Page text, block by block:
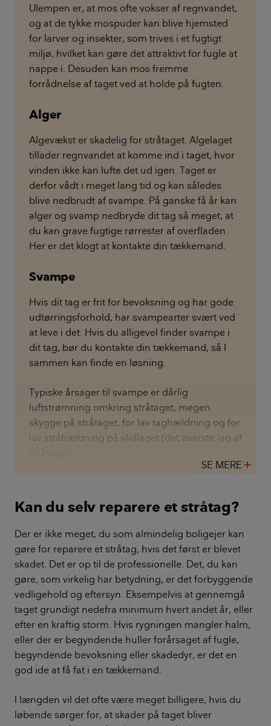
Ulempen er, at mos ofte vokser af regnvandet,
og at de tykke mospuder kan blive hjemsted
for larver og insekter, som trives i et fugtigt
miljø, hvilket kan gøre det attraktivt for fugle at
nappe i. Desuden kan mos fremme
forrådnelse af taget ved at holde på fugten.
Alger
Algevækst er skadelig for stråtaget. Algelaget
tillader regnvandet at komme ind i taget, hvor
vinden ikke kan lufte det ud igen. Taget er
derfor vådt i meget lang tid og kan således
blive nedbrudt af svampe. På ganske få år kan
alger og svamp nedbryde dit tag så meget, at
du kan grave fugtige rørrester af overfladen.
Her er det klogt at kontakte din tækkemand.
Svampe
Hvis dit tag er frit for bevoksning og har gode
udtørringsforhold, har svampearter svært ved
at leve i det. Hvis du alligevel finder svampe i
dit tag, bør du kontakte din tækkemand, så I
sammen kan finde en løsning.
Typiske årsager til svampe er dårlig
luftstrømning omkring stråtaget, megen
skygge på stråtaget, for lav taghældning og for
lav stråhældning på slidlaget (det øverste lag af
SE MERE
Kan du selv reparere et stråtag?
Der er ikke meget, du som almindelig boligejer kan
gøre for reparere et stråtag, hvis det først er blevet
skadet. Det er op til de professionelle. Det, du kan
gøre, som virkelig har betydning, er det forbyggende
vedligehold og eftersyn. Eksempelvis at gennemgå
taget grundigt nedefra minimum hvert andet år, eller
efter en kraftig storm. Hvis rygningen mangler halm,
eller der er begyndende huller forårsaget af fugle,
begyndende bevoksning eller skadedyr, er det en
god ide at få fat i en tækkemand.
I længden vil det ofte være meget billigere, hvis du
løbende sørger for, at skader på taget bliver